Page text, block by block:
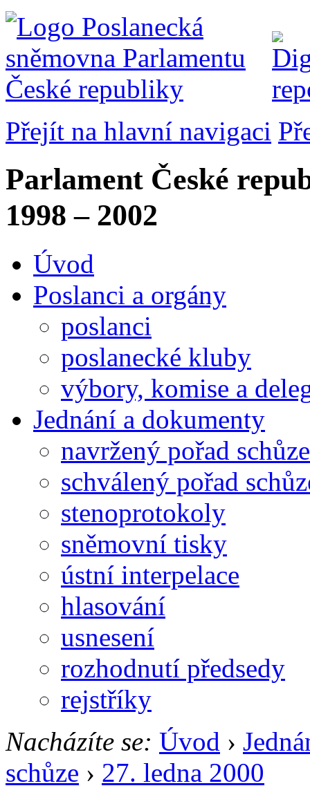
Přejít na hlavní navigaci
Parlament České
1998 – 2002
Úvod
Poslanci a orgány
poslanci
poslanecké kluby
výbory, komise a
Jednání a dokumenty
navržený pořad schůze
schválený pořad
stenoprotokoly
sněmovní tisky
ústní interpelace
hlasování
usnesení
rozhodnutí předsedy
rejstříky
Nacházíte se: Úvod ›
schůze › 27. ledna 2000